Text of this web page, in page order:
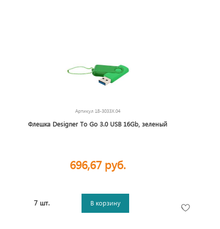
Артикул 18-3033X.04
Флешка Designer To Go 3.0 USB 16Gb, зеленый
696,67 руб.
7 шт. В корзину